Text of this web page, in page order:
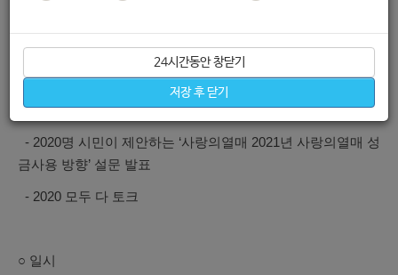
24시간동안 창닫기
저장 후 닫기
○ 프로그램
- 2019 모두 다 토론회 시민제안, 이렇게 반영되고 있습니다
- 2020명 시민이 제안하는 ‘사랑의열매 2021년 사랑의열매 성
금사용 방향’ 설문 발표
- 2020 모두 다 토크
○ 일시